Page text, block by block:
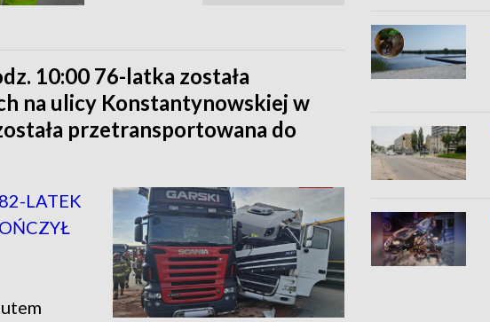
10:00 76-latka została
na ulicy Konstantynowskiej w
przetransportowana do
LATEK